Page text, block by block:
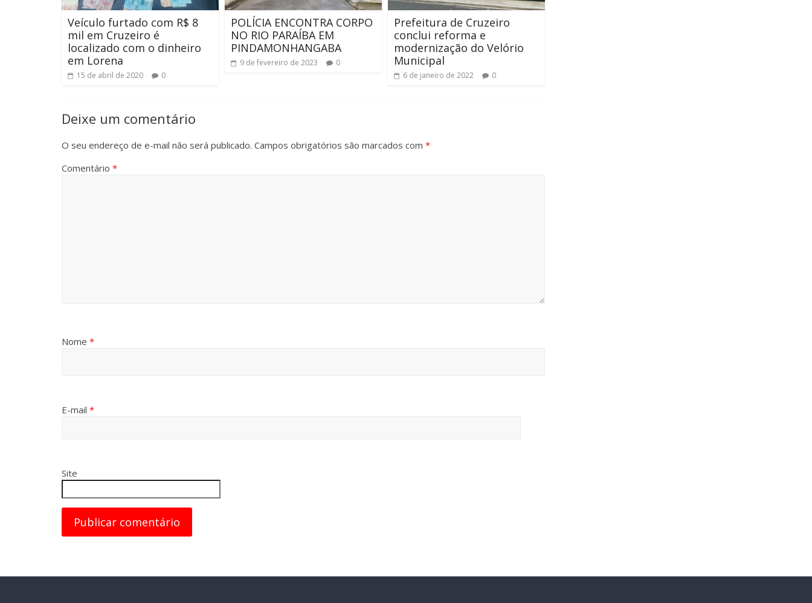
Veículo furtado com R$ 8
mil em Cruzeiro é
localizado com o dinheiro
em Lorena
15 de abril de 2020 0
POLÍCIA ENCONTRA CORPO
NO RIO PARAÍBA EM
PINDAMONHANGABA
9 de fevereiro de 2023 0
Prefeitura de Cruzeiro
conclui reforma e
modernização do Velório
Municipal
6 de janeiro de 2022 0
Deixe um comentário
O seu endereço de e-mail não será publicado. Campos obrigatórios são marcados com *
Comentário *
Nome *
E-mail *
Site